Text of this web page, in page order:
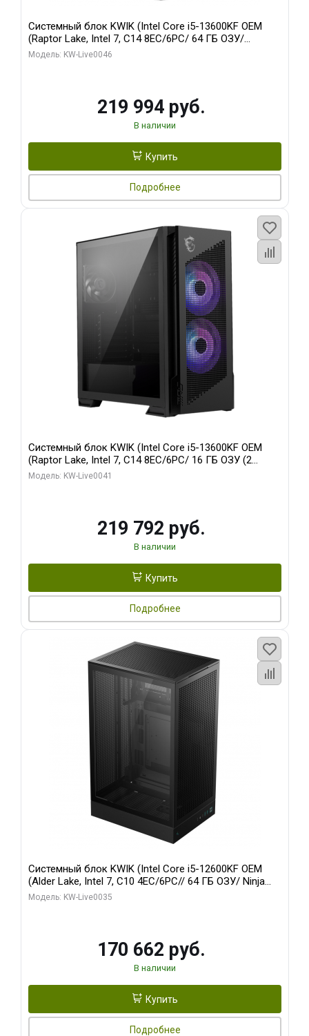
Системный блок KWIK (Intel Core i5-13600KF OEM
(Raptor Lake, Intel 7, C14 8EC/6PC/ 64 ГБ ОЗУ/
Gigabyte RTX5060Ti GAMING OC 8GB GDDR7 128bit
Модель: KW-Live0046
219 994 руб.
В наличии
Купить
Подробнее
Системный блок KWIK (Intel Core i5-13600KF OEM
(Raptor Lake, Intel 7, C14 8EC/6PC/ 16 ГБ ОЗУ (2
модуля)/ Palit RTX5080 GAMINGPRO OC 16GB GDDR7
Модель: KW-Live0041
219 792 руб.
В наличии
Купить
Подробнее
Системный блок KWIK (Intel Core i5-12600KF OEM
(Alder Lake, Intel 7, C10 4EC/6PC// 64 ГБ ОЗУ/ Ninja
Sinotex GTX1650 4GB 128bit GDDR6 DVI DP HDMI 2/
Модель: KW-Live0035
170 662 руб.
В наличии
Купить
Подробнее